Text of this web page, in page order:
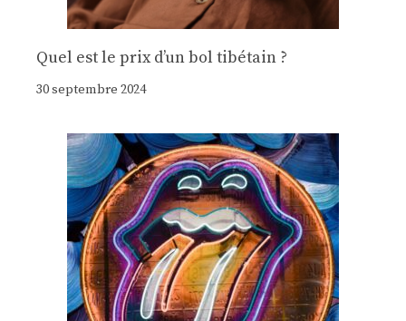
Quel est le prix d’un bol tibétain ?
30 septembre 2024